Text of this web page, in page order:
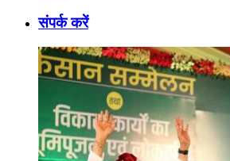
संपर्क करें